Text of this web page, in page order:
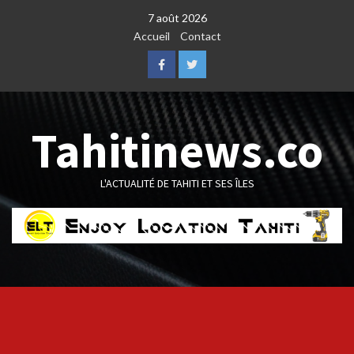
7 août 2026
Accueil
Contact
FacebookTwitter
Tahitinews.co
L'ACTUALITÉ DE TAHITI ET SES ÎLES